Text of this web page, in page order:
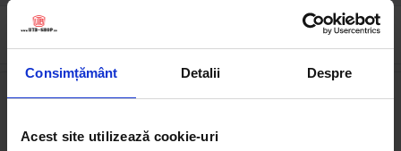
Consimțământ Detalii Despre
Acest site utilizează cookie-uri
Cumpărate frecvent împreună